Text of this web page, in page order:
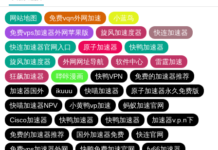
网站地图 免费vqn外网加速
小蓝鸟
免费vps加速器外网苹果版
旋风加速度器
快连加速器
快连加速器官网入口
原子加速器
快鸭加速器
旋风加速度器
外网网址导航 软件中心
雷霆加速
狂飙加速器
哔咔漫画 快鸭VPN
免费的加速器推荐
加速器国外
ikuuu 快喵加速器
原子加速器永久免费版
快喵加速器NPV
小黄鸭vp加速
蚂蚁加速官网
Cisco加速器
快鸭加速器 快鸭加速器
加速器v.p.n下
免费的加速器推荐
国外加速器免费
快连官网